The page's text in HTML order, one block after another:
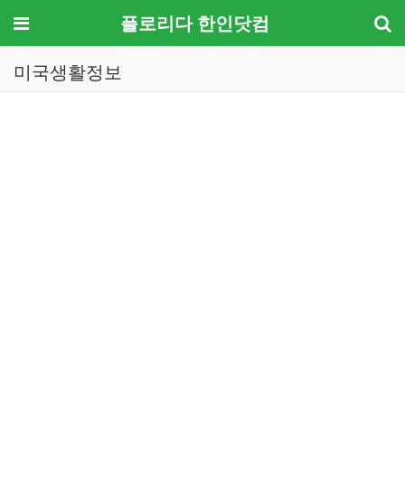
메뉴 플로리다 한인닷컴
미국생활정보